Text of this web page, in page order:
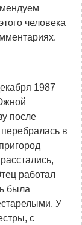
человека
1987
после
в
работал
была
У
с